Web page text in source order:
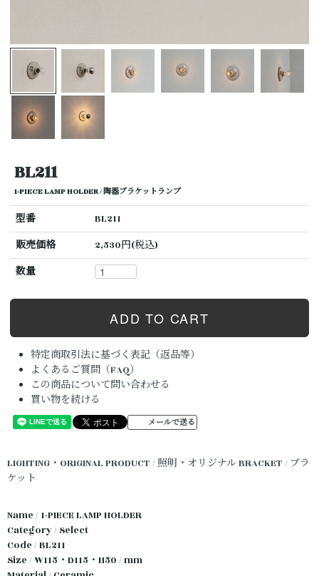
BL211
1-PIECE LAMP HOLDER / 陶器ブラケットランプ
型番
BL211
販売価格
2,530円(税込)
数量
特定商取引法に基づく表記（返品等）
よくあるご質問（FAQ）
この商品について問い合わせる
買い物を続ける
メールで送る
LIGHTING・ORIGINAL PRODUCT / 照明・オリジナルBRACKET / ブラ
ケット
Name / 1-PIECE LAMP HOLDER
Category / Select
Code / BL211
Size / W115・D115・H50 / mm